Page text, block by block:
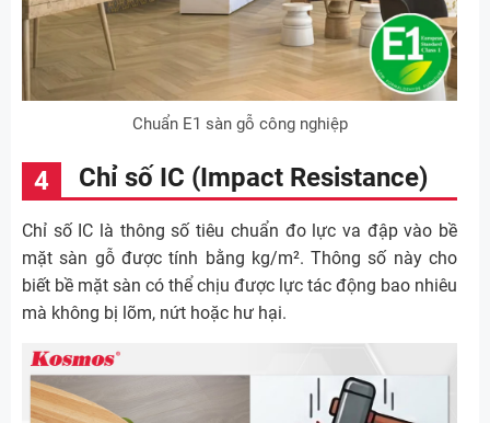
Chuẩn E1 sàn gỗ công nghiệp
Chỉ số IC (Impact Resistance)
Chỉ số IC là thông số tiêu chuẩn đo lực va đập vào bề
mặt sàn gỗ được tính bằng kg/m². Thông số này cho
biết bề mặt sàn có thể chịu được lực tác động bao nhiêu
mà không bị lõm, nứt hoặc hư hại.